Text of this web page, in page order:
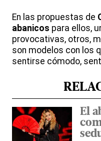
En las propuestas de
abanicos para ellos,
provocativas, otros,
son modelos con los
sentirse cómodo,
El